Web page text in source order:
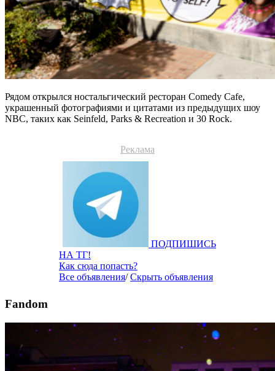
Рядом открылся ностальгический ресторан Comedy Cafe,
украшенный фотографиями и цитатами из предыдущих шоу
NBC, таких как Seinfeld, Parks & Recreation и 30 Rock.
Реклама
ПОДПИШИСЬ
НА ТГ!
Как сюда попасть?
Все объявления/Скрыть объявления
Fandom